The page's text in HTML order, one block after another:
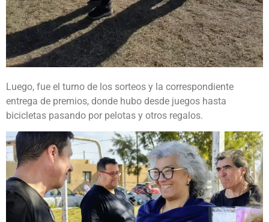
Luego, fue el turno de los sorteos y la correspondiente
entrega de premios, donde hubo desde juegos hasta
bicicletas pasando por pelotas y otros regalos.